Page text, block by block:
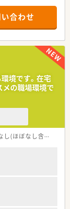
合わせ
境です。在宅
の職場環境で
(ほぼなし含む)